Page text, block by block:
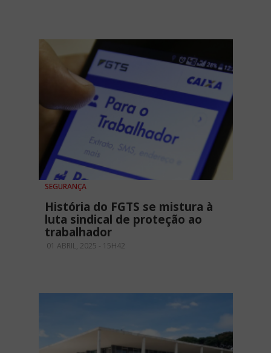
SEGURANÇA
História do FGTS se mistura à
luta sindical de proteção ao
trabalhador
01 ABRIL, 2025 - 15H42